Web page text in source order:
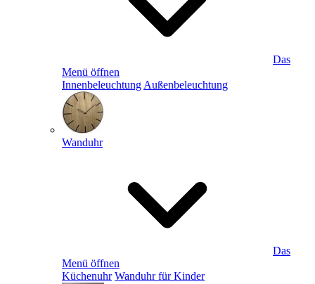
Das
Menü öffnen
Innenbeleuchtung Außenbeleuchtung
Wanduhr
Das
Menü öffnen
Küchenuhr Wanduhr für Kinder